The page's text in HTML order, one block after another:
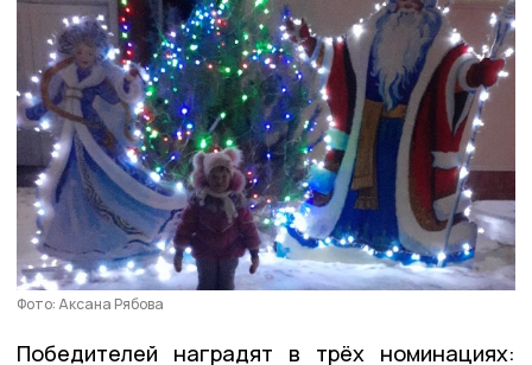
Фото: Аксана Рябова
Победителей наградят в трёх номинациях: